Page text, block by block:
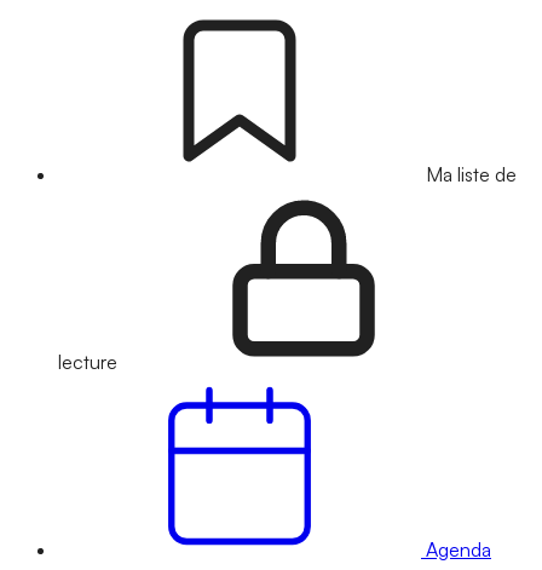
Ma liste de
lecture
Agenda